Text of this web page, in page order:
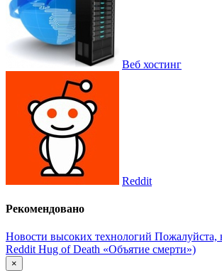
Веб хостинг
Reddit
Рекомендовано
Новости высоких технологий Пожалуйста,
Reddit Hug of Death «Объятие смерти»)
×